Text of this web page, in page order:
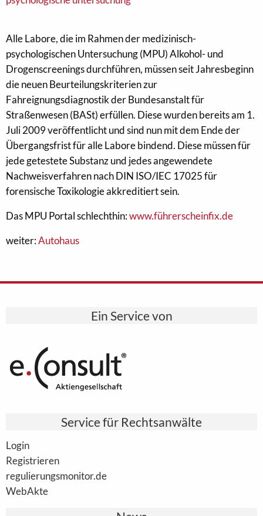
Alle Labore, die im Rahmen der medizinisch-
psychologischen Untersuchung (MPU) Alkohol- und
Drogenscreenings durchführen, müssen seit Jahresbeginn
die neuen Beurteilungskriterien zur
Fahreignungsdiagnostik der Bundesanstalt für
Straßenwesen (BASt) erfüllen. Diese wurden bereits am 1.
Juli 2009 veröffentlicht und sind nun mit dem Ende der
Übergangsfrist für alle Labore bindend. Diese müssen für
jede getestete Substanz und jedes angewendete
Nachweisverfahren nach DIN ISO/IEC 17025 für
forensische Toxikologie akkreditiert sein.
Das MPU Portal schlechthin:www.führerscheinfix.de
weiter:Autohaus
Ein Service von
Service für Rechtsanwälte
Login
Registrieren
regulierungsmonitor.de
WebAkte